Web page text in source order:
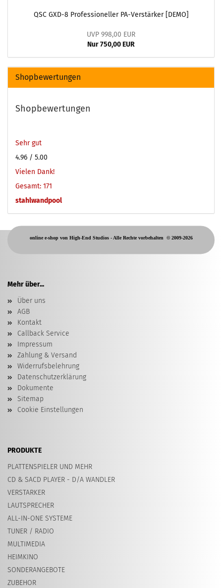
QSC GXD-8 Professioneller PA-Verstärker [DEMO]
UVP 998,00 EUR
Nur 750,00 EUR
Shopbewertungen
Shopbewertungen
Sehr gut
4.96 / 5.00
Vielen Dank!
Gesamt: 171
stahlwandpool
online e-shop von High-End Studios -Alle Rechte vorbehalten © 2009-2026
Mehr über...
Über uns
AGB
Kontakt
Callback Service
Impressum
Zahlung & Versand
Widerrufsbelehrung
Datenschutzerklärung
Dokumente
Sitemap
Cookie Einstellungen
PRODUKTE
PLATTENSPIELER UND MEHR
CD & SACD PLAYER - D/A WANDLER
VERSTARKER
LAUTSPRECHER
ALL-IN-ONE SYSTEME
TUNER / RADIO
MULTIMEDIA
HEIMKINO
SONDERANGEBOTE
ZUBEHOR